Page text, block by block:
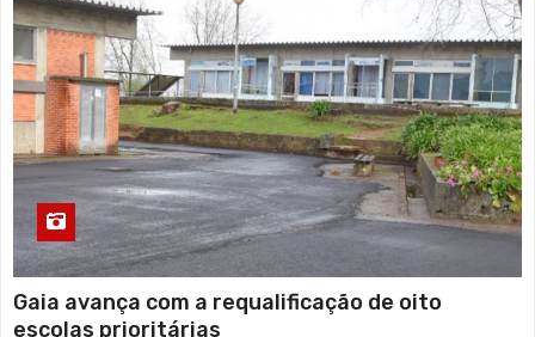
Gaia avança com a requalificação de oito
escolas prioritárias